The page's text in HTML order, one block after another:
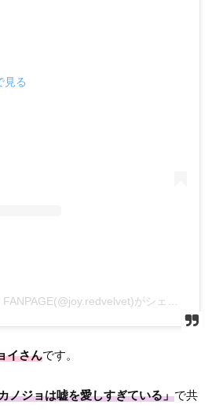
見る
イさんです。
ノジョは嘘を愛しすぎている」で共